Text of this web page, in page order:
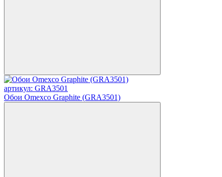
артикул: GRA3501
Обои Omexco Graphite (GRA3501)